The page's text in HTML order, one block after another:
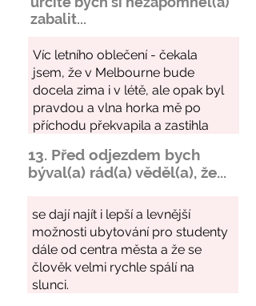
zabalit...
13. Před odjezdem bych
býval(a) rád(a) věděl(a), že...